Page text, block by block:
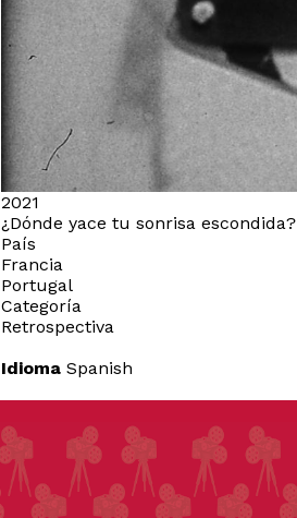
2021
¿Dónde yace tu sonrisa escondida?
País
Francia
Portugal
Categoría
Retrospectiva
Idioma Spanish